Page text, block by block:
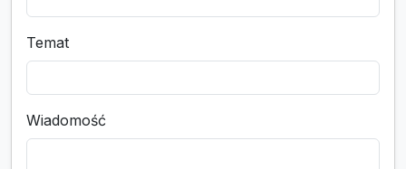
Temat
Wiadomość